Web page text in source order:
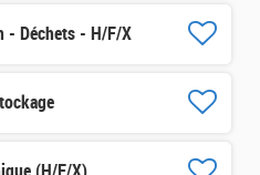
- Déchets - H/F/X